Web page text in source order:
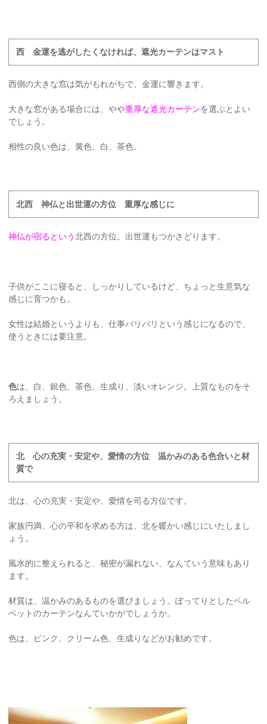
西 金運を逃がしたくなければ、遮光カーテンはマスト
西側の大きな窓は気がもれがちで、金運に響きます。
大きな窓がある場合には、やや重厚な遮光カーテンを選ぶとよい
でしょう。
相性の良い色は、黄色、白、茶色。
北西 神仏と出世運の方位 重厚な感じに
神仏が宿るという北西の方位。出世運もつかさどります。
子供がここに寝ると、しっかりしているけど、ちょっと生意気な
感じに育つかも。
女性は結婚というよりも、仕事バリバリという感じになるので、
使うときには要注意。
色は、白、銀色、茶色、生成り、淡いオレンジ。上質なものをそ
ろえましょう。
北 心の充実・安定や、愛情の方位 温かみのある色合いと材
質で
北は、心の充実・安定や、愛情を司る方位です。
家族円満、心の平和を求める方は、北を暖かい感じにいたしまし
ょう。
風水的に整えられると、秘密が漏れない、なんていう意味もあり
ます。
材質は、温かみのあるものを選びましょう。ぽってりとしたベル
ベットのカーテンなんていかがでしょうか。
色は、ピンク、クリーム色、生成りなどがお勧めです。